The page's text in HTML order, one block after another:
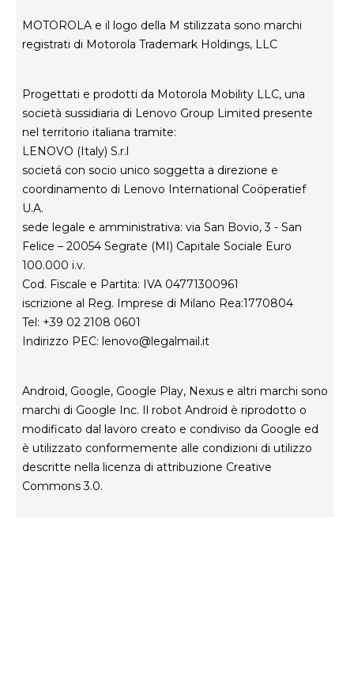
Innovazione
MOTOROLA e il logo della M stilizzata sono marchi
registrati di Motorola Trademark Holdings, LLC
Progettati e prodotti da Motorola Mobility LLC, una
società sussidiaria di Lenovo Group Limited presente
nel territorio italiana tramite:
LENOVO (Italy) S.r.l
societá con socio unico soggetta a direzione e
coordinamento di Lenovo International Coöperatief
U.A.
sede legale e amministrativa: via San Bovio, 3 - San
Felice – 20054 Segrate (MI) Capitale Sociale Euro
100.000 i.v.
Cod. Fiscale e Partita: IVA 04771300961
iscrizione al Reg. Imprese di Milano Rea:1770804
Tel: +39 02 2108 0601
Indirizzo PEC: lenovo@legalmail.it
Android, Google, Google Play, Nexus e altri marchi sono
marchi di Google Inc. Il robot Android è riprodotto o
modificato dal lavoro creato e condiviso da Google ed
è utilizzato conformemente alle condizioni di utilizzo
descritte nella licenza di attribuzione Creative
Commons 3.0.